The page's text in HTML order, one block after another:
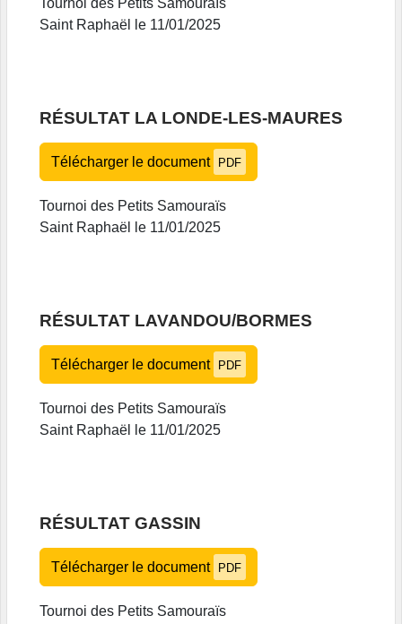
Tournoi des Petits Samouraïs
Saint Raphaël le 11/01/2025
RÉSULTAT LA LONDE-LES-MAURES
Télécharger le document PDF
Tournoi des Petits Samouraïs
Saint Raphaël le 11/01/2025
RÉSULTAT LAVANDOU/BORMES
Télécharger le document PDF
Tournoi des Petits Samouraïs
Saint Raphaël le 11/01/2025
RÉSULTAT GASSIN
Télécharger le document PDF
Tournoi des Petits Samouraïs